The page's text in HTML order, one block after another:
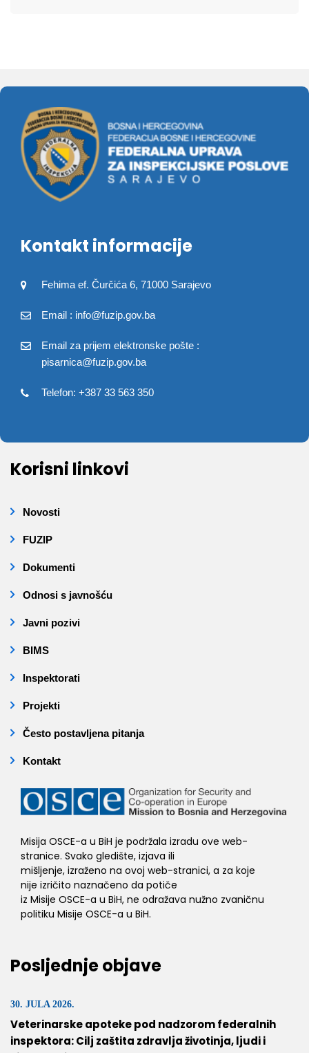
Kontakt informacije
Fehima ef. Čurčića 6, 71000 Sarajevo
Email : info@fuzip.gov.ba
Email za prijem elektronske pošte :
pisarnica@fuzip.gov.ba
Telefon: +387 33 563 350
Korisni linkovi
Novosti
FUZIP
Dokumenti
Odnosi s javnošću
Javni pozivi
BIMS
Inspektorati
Projekti
Često postavljena pitanja
Kontakt
Misija OSCE-a u BiH je podržala izradu ove web-
stranice. Svako gledište, izjava ili
mišljenje, izraženo na ovoj web-stranici, a za koje
nije izričito naznačeno da potiče
iz Misije OSCE-a u BiH, ne odražava nužno zvaničnu
politiku Misije OSCE-a u BiH.
Posljednje objave
30. JULA 2026.
Veterinarske apoteke pod nadzorom federalnih
inspektora: Cilj zaštita zdravlja životinja, ljudi i